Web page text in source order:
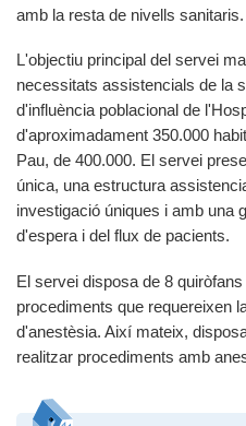
amb la resta de nivells sanitaris.
L'objectiu principal del servei
necessitats assistencials de la
d'influència poblacional de
d'aproximadament 350.000
Pau, de 400.000. El servei
única, una estructura
investigació úniques i amb una
d'espera i del flux de pacients.
El servei disposa de 8
procediments que requereixen
d'anestèsia. Així mateix,
realitzar procediments amb